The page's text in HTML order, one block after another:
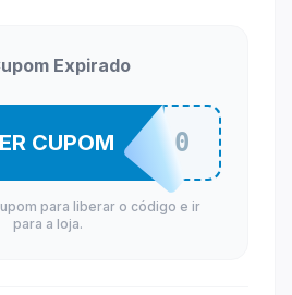
Expirado
COMBO20
CUPOM
para liberar o código e ir
para a loja.